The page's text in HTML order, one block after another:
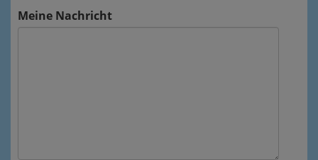
Meine Nachricht